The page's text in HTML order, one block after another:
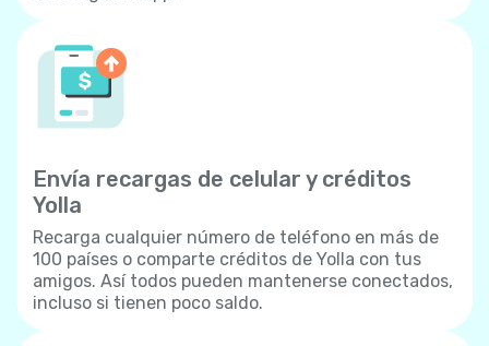
Envía recargas de celular y créditos
Yolla
Recarga cualquier número de teléfono en más de
100 países o comparte créditos de Yolla con tus
amigos. Así todos pueden mantenerse conectados,
incluso si tienen poco saldo.